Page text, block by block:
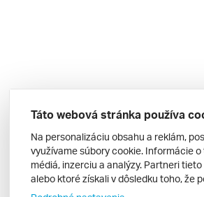
Táto webová stránka používa
Na personalizáciu obsahu a reklám,
využívame súbory cookie. Informácie
médiá, inzerciu a analýzy. Partneri
alebo ktoré získali v dôsledku toho, že